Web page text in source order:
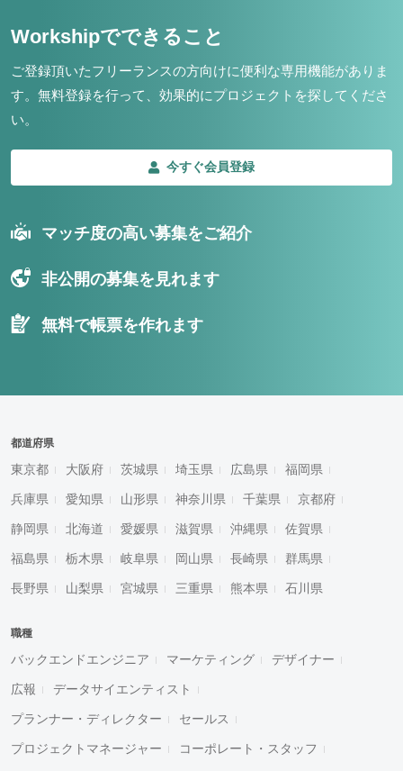
Workshipでできること
ご登録頂いたフリーランスの方向けに便利な専用機能がありま
す。 無料登録を行って、効果的にプロジェクトを探してくださ
い。
今すぐ会員登録
マッチ度の高い募集をご紹介
非公開の募集を見れます
無料で帳票を作れます
都道府県
東京都 大阪府 茨城県 埼玉県 広島県 福岡県
兵庫県 愛知県 山形県 神奈川県 千葉県 京都府
静岡県 北海道 愛媛県 滋賀県 沖縄県 佐賀県
福島県 栃木県 岐阜県 岡山県 長崎県 群馬県
長野県 山梨県 宮城県 三重県 熊本県 石川県
職種
バックエンドエンジニア マーケティング デザイナー
広報 データサイエンティスト
プランナー・ディレクター セールス
プロジェクトマネージャー コーポレート・スタッフ